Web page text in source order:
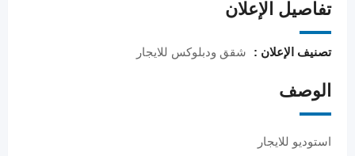
تفاصيل الإعلان
تصنيف الإعلان : شقق ودبلوكس للايجار
الوصف
استوديو للايجار